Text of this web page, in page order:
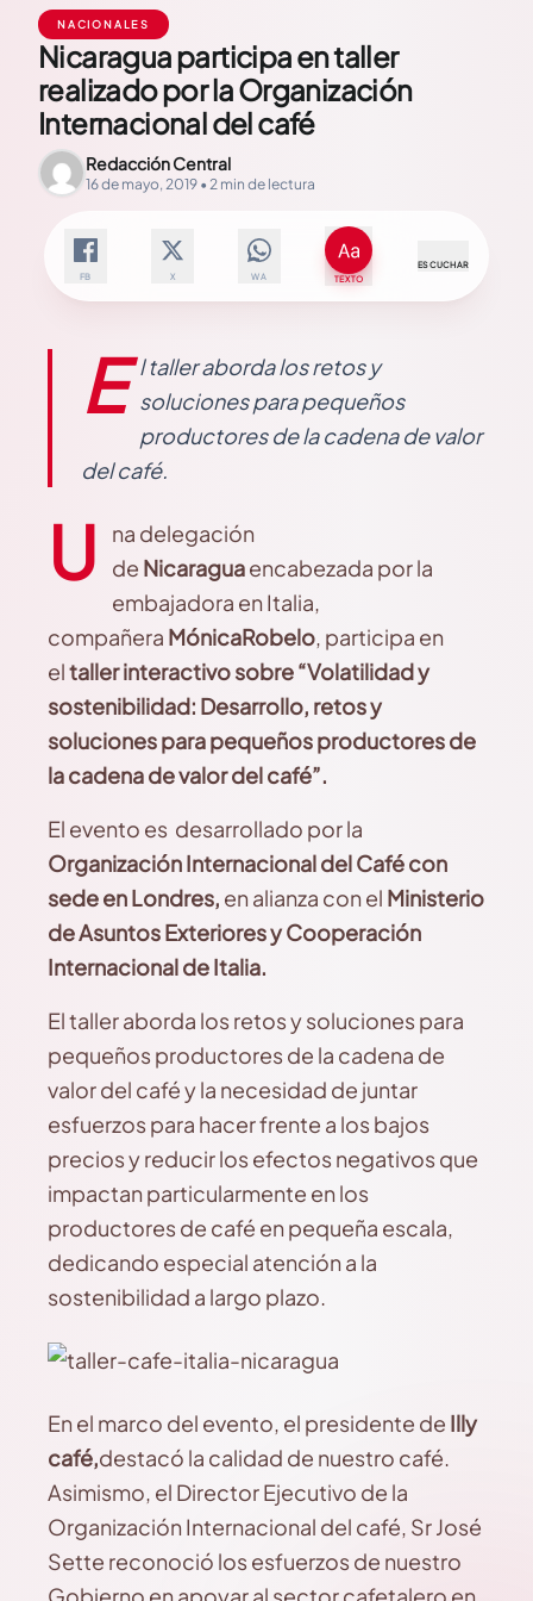
NACIONALES
Nicaragua participa en taller
realizado por la Organización
Internacional del café
Redacción Central
16 de mayo, 2019 • 2 min de lectura
FB X WA TEXTO
ESCUCHAR
E l taller aborda los retos y
soluciones para pequeños
productores de la cadena de valor
del café.
U
na delegación
de Nicaraguaencabezada por la
embajadora en Italia,
compañera MónicaRobelo, participa en
eltallerinteractivosobre “Volatilidad y
sostenibilidad: Desarrollo, retos y
soluciones para pequeños productores de
la cadena de valor del café”.
El evento es desarrollado por la
Organización Internacional delCafé con
sede en Londres, en alianza con el Ministerio
de Asuntos Exteriores y Cooperación
Internacional de Italia.
El taller aborda los retos y soluciones para
pequeños productores de la cadena de
valor del café y la necesidad de juntar
esfuerzos para hacer frente a los bajos
precios y reducir los efectos negativos que
impactan particularmente en los
productores de café en pequeña escala,
dedicando especial atención a la
sostenibilidad a largo plazo.
En el marco del evento, el presidente de Illy
café,destacó la calidad de nuestro café.
Asimismo, el Director Ejecutivo de la
Organización Internacional del café, Sr José
Sette reconoció los esfuerzos de nuestro